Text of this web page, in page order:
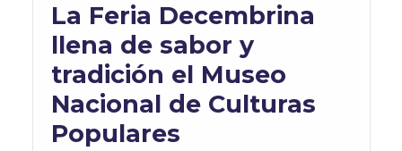
La Feria Decembrina
llena de sabor y
tradición el Museo
Nacional de Culturas
Populares